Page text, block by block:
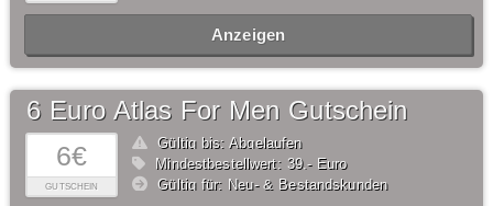
Anzeigen
6€
GUTSCHEIN
6 Euro Atlas For Men Gutschein
Gültig bis: Abgelaufen
Mindestbestellwert: 39,- Euro
Gültig für: Neu- & Bestandskunden